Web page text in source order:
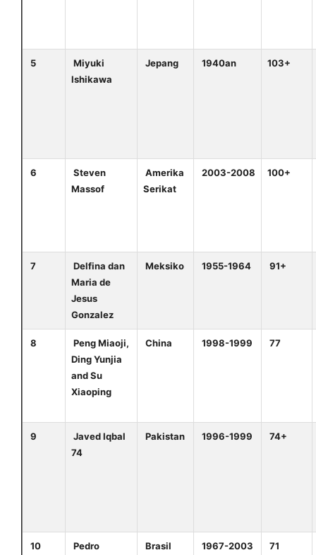
5
Miyuki
Ishikawa
Jepang 1940an 103+
6
Steven
Massof
Amerika
Serikat
2003-2008 100+
7
Delfina dan
Maria de
Jesus
Gonzalez
Meksiko 1955-1964 91+
8
Peng Miaoji,
Ding Yunjia
and Su
Xiaoping
China 1998-1999 77
9
Javed Iqbal
74
Pakistan 1996-1999 74+
10
Pedro
Brasil 1967-2003 71